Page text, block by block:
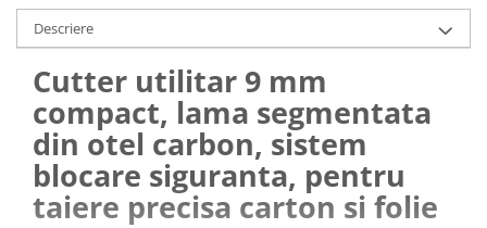
Descriere
Cutter utilitar 9 mm
compact, lama segmentata
din otel carbon, sistem
blocare siguranta, pentru
taiere precisa carton si folie